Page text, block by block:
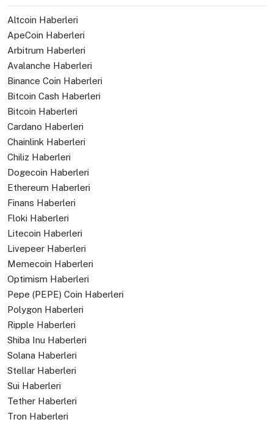
Altcoin Haberleri
ApeCoin Haberleri
Arbitrum Haberleri
Avalanche Haberleri
Binance Coin Haberleri
Bitcoin Cash Haberleri
Bitcoin Haberleri
Cardano Haberleri
Chainlink Haberleri
Chiliz Haberleri
Dogecoin Haberleri
Ethereum Haberleri
Finans Haberleri
Floki Haberleri
Litecoin Haberleri
Livepeer Haberleri
Memecoin Haberleri
Optimism Haberleri
Pepe (PEPE) Coin Haberleri
Polygon Haberleri
Ripple Haberleri
Shiba Inu Haberleri
Solana Haberleri
Stellar Haberleri
Sui Haberleri
Tether Haberleri
Tron Haberleri